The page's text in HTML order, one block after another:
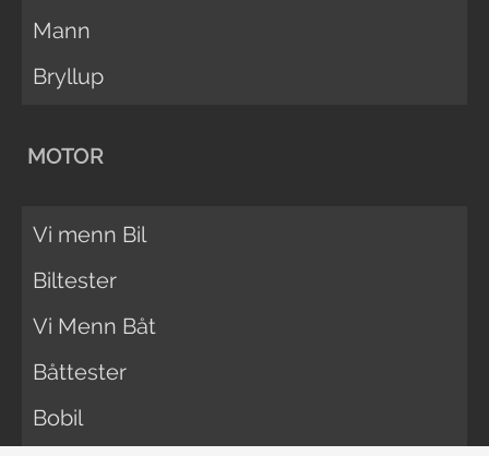
Mann
Bryllup
MOTOR
Vi menn Bil
Biltester
Vi Menn Båt
Båttester
Bobil